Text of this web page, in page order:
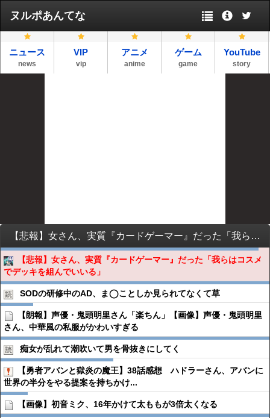
ヌルポあんてな
ニュース
news
VIP
vip
アニメ
anime
ゲーム
game
YouTube
story
【悲報】女さん、実質『カードゲーマー』だった「我らはコスメでデッキを組んでいいる」
【悲報】女さん、実質『カードゲーマー』だった「我らはコスメ
でデッキを組んでいいる」
SODの研修中のAD、ま◯ことしか見られてなくて草
【朗報】声優・鬼頭明里さん「楽ちん」【画像】声優・鬼頭明里
さん、中華風の私服がかわいすぎる
痴女が乱れて潮吹いて男を骨抜きにしてく
【勇者アバンと獄炎の魔王】38話感想 ハドラーさん、アバンに
世界の半分をやる提案を持ちかけ...
【画像】初音ミク、16年かけて太ももが3倍太くなる